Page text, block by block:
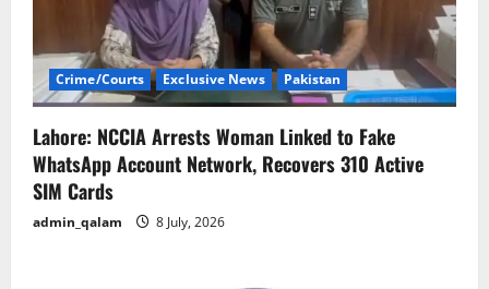
Crime/Courts Exclusive News Pakistan
Lahore: NCCIA Arrests Woman Linked to Fake
WhatsApp Account Network, Recovers 310 Active
SIM Cards
admin_qalam 8 July, 2026